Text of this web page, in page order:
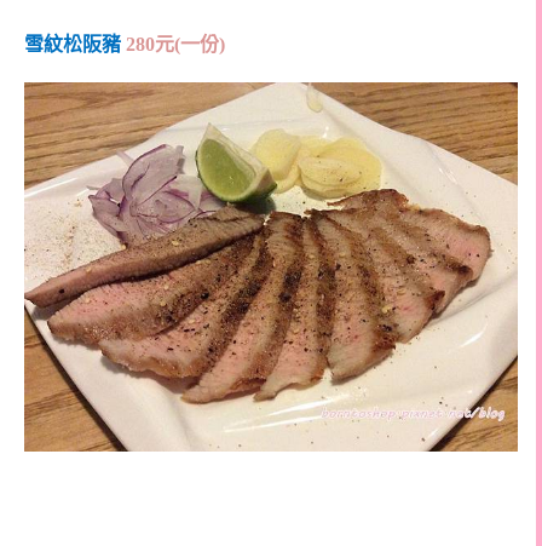
雪紋松阪豬 280元(一份)